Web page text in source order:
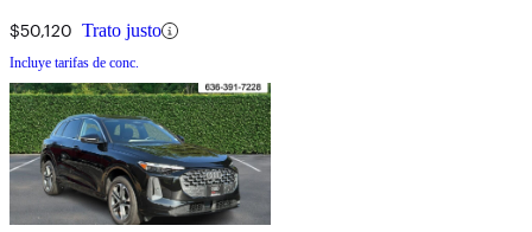
$50,120 Trato justo
Incluye tarifas de conc.